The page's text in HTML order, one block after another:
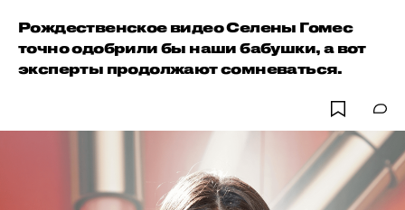
Рождественское видео Селены Гомес
точно одобрили бы наши бабушки, а вот
эксперты продолжают сомневаться.